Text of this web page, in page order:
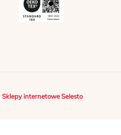
Sklepy internetowe Selesto